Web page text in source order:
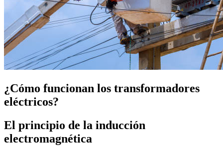
¿Cómo funcionan los transformadores
eléctricos?
El principio de la inducción
electromagnética